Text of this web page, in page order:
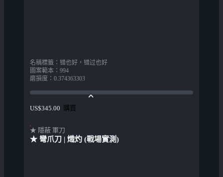
名稱標籤 ： 错也好，错过也好
圖案範本 ： 994
磨損度 ： 0.374363303
US$345.00 購買
★ 隱蔽 軍刀
★ 彎爪刀 | 熾灼 (戰場實測)